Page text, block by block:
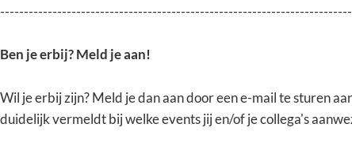
Ben je erbij? Meld je aan!
Wil je erbij zijn? Meld je dan aan door een e-mail te sturen
duidelijk vermeldt bij welke events jij en/of je collega's